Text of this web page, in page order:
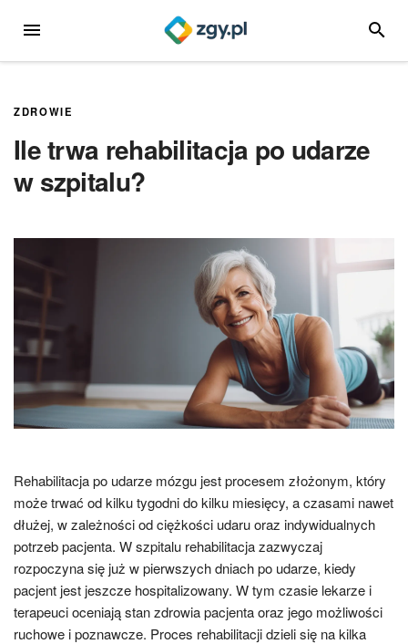
MENU
ZDROWIE
Ile trwa rehabilitacja po udarze
w szpitalu?
Rehabilitacja po udarze mózgu jest procesem złożonym, który
może trwać od kilku tygodni do kilku miesięcy, a czasami nawet
dłużej, w zależności od ciężkości udaru oraz indywidualnych
potrzeb pacjenta. W szpitalu rehabilitacja zazwyczaj
rozpoczyna się już w pierwszych dniach po udarze, kiedy
pacjent jest jeszcze hospitalizowany. W tym czasie lekarze i
terapeuci oceniają stan zdrowia pacjenta oraz jego możliwości
ruchowe i poznawcze. Proces rehabilitacji dzieli się na kilka